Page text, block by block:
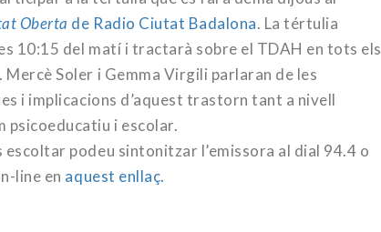
Oberta de Radio Ciutat Badalona. La tértulia
10:15 del matí i tractarà sobre el TDAH en tots els
Mercè Soler i Gemma Virgili parlaran de les
i implicacions d’aquest trastorn tant a nivell
psicoeducatiu i escolar.
escoltar podeu sintonitzar l’emissora al dial 94.4 o
line en aquest enllaç.